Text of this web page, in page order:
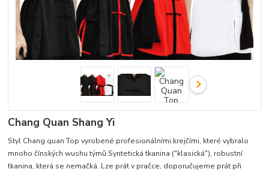
Chang Quan Shang Yi
Styl Chang quan Top vyrobené profesionálními krejčími, které vybralo
mnoho čínských wushu týmů.Syntetická tkanina ("klasická"), robustní
tkanina, která se nemačká. Lze prát v pračce, doporučujeme prát při